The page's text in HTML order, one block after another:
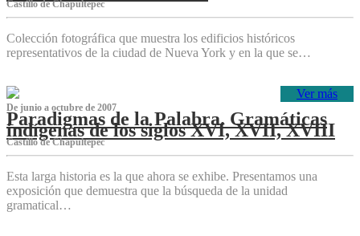
Castillo de Chapultepec
Colección fotográfica que muestra los edificios históricos
representativos de la ciudad de Nueva York y en la que se…
Ver más
De junio a octubre de 2007
Paradigmas de la Palabra. Gramáticas
indígenas de los siglos XVI, XVII, XVIII
Castillo de Chapultepec
Esta larga historia es la que ahora se exhibe. Presentamos una
exposición que demuestra que la búsqueda de la unidad
gramatical…